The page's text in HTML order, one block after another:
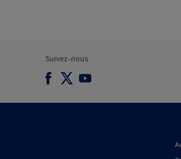
Suivez-nous